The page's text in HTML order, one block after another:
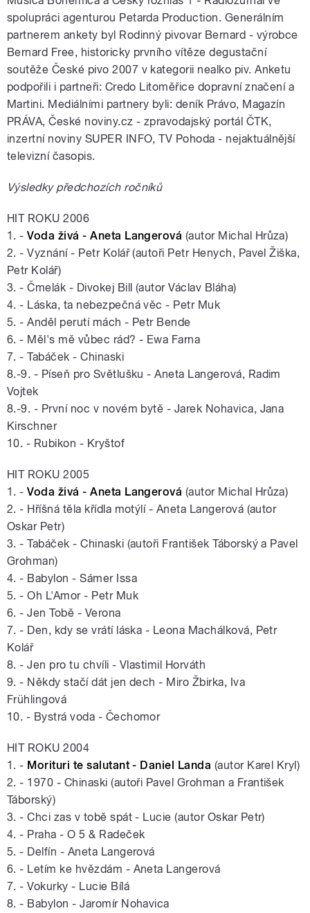
spolupráci agenturou Petarda Production. Generálním
partnerem ankety byl Rodinný pivovar Bernard - výrobce
Bernard Free, historicky prvního vítěze degustační
soutěže České pivo 2007 v kategorii nealko piv. Anketu
podpořili i partneři: Credo Litoměřice dopravní značení a
Martini. Mediálními partnery byli: deník Právo, Magazín
PRÁVA, České noviny.cz - zpravodajský portál ČTK,
inzertní noviny SUPER INFO, TV Pohoda - nejaktuálnější
televizní časopis.
Výsledky předchozích ročníků
HIT ROKU 2006
1. -Voda živá - Aneta Langerová (autor Michal Hrůza)
2. - Vyznání - Petr Kolář (autoři Petr Henych, Pavel Žiška,
Petr Kolář)
3. - Čmelák - Divokej Bill (autor Václav Bláha)
4. - Láska, ta nebezpečná věc - Petr Muk
5. - Anděl perutí mách - Petr Bende
6. - Měl's mě vůbec rád? - Ewa Farna
7. - Tabáček - Chinaski
8.-9. - Píseň pro Světlušku - Aneta Langerová, Radim
Vojtek
8.-9. - První noc v novém bytě - Jarek Nohavica, Jana
Kirschner
10. - Rubikon - Kryštof
HIT ROKU 2005
1. -Voda živá - Aneta Langerová (autor Michal Hrůza)
2. - Hříšná těla křídla motýlí - Aneta Langerová (autor
Oskar Petr)
3. - Tabáček - Chinaski (autoři František Táborský a Pavel
Grohman)
4. - Babylon - Sámer Issa
5. - Oh L'Amor - Petr Muk
6. - Jen Tobě - Verona
7. - Den, kdy se vrátí láska - Leona Machálková, Petr
Kolář
8. - Jen pro tu chvíli - Vlastimil Horváth
9. - Někdy stačí dát jen dech - Miro Žbirka, Iva
Frühlingová
10. - Bystrá voda - Čechomor
HIT ROKU 2004
1. - Morituri te salutant - Daniel Landa (autor Karel Kryl)
2. - 1970 - Chinaski (autoři Pavel Grohman a František
Táborský)
3. - Chci zas v tobě spát - Lucie (autor Oskar Petr)
4. - Praha - O 5 & Radeček
5. - Delfín - Aneta Langerová
6. - Letím ke hvězdám - Aneta Langerová
7. - Vokurky - Lucie Bílá
8. - Babylon - Jaromír Nohavica